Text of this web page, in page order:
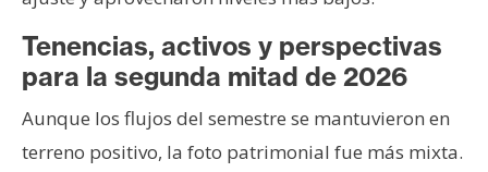
Tenencias, activos y perspectivas
para la segunda mitad de 2026
Aunque los flujos del semestre se mantuvieron en
terreno positivo, la foto patrimonial fue más mixta.